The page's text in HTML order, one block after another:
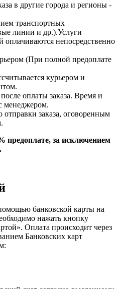
в другие города и регионы -
транспортных
линии и др.).Услуги
оплачиваются непосредственно
(При полной предоплате
курьером и
оплаты заказа. Время и
менеджером.
отправки заказа, оговоренным
предоплате, за исключением
банковской карты на
нажать кнопку
Оплата происходит через
Банковских карт